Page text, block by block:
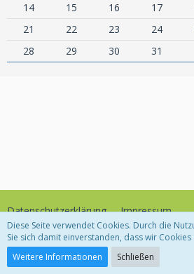
14
15 16 17
21
22 23 24
28
29 30 31
Datenschutzerklärung Impressum
Community-Software:
Diese Seite verwendet Cookies. Durch die
Sie sich damit einverstanden, dass wir Cookies
Weitere Informationen
Schließen